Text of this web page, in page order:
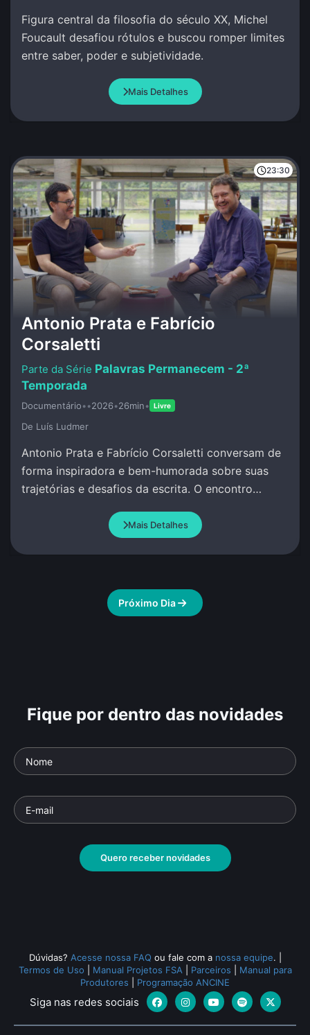
Figura central da filosofia do século XX, Michel
Foucault desafiou rótulos e buscou romper limites
entre saber, poder e subjetividade.
Mais Detalhes
23:30
Antonio Prata e Fabrício
Corsaletti
Palavras Permanecem - 2ª
Temporada
Documentário••2026•26min• Livre
De Luí­s Ludmer
Antonio Prata e Fabrício Corsaletti conversam de
forma inspiradora e bem-humorada sobre suas
trajetórias e desafios da escrita. O encontro
Mais Detalhes
Próximo Dia
Fique por dentro das novidades
Quero receber novidades
Dúvidas? Acesse nossa FAQ ou fale com a nossa equipe.
Termos de Uso
Manual Projetos FSA Parceiros
Manual para
Produtores
Programação ANCINE
Siga nas redes sociais